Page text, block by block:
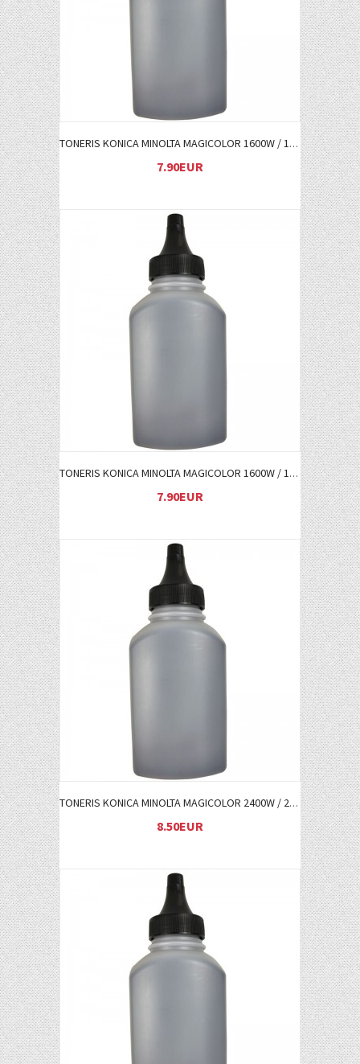
TONERIS KONICA MINOLTA MAGICOLOR 1600W / 1680MF / 1690MF M (A0V30CH)
7.90EUR
TONERIS KONICA MINOLTA MAGICOLOR 1600W / 1680MF / 1690MF Y (A0V306H)
7.90EUR
TONERIS KONICA MINOLTA MAGICOLOR 2400W / 2500W BK (1710589004)
8.50EUR